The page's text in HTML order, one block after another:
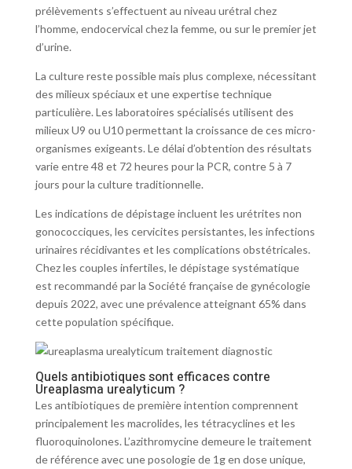
prélèvements s’effectuent au niveau urétral chez
l’homme, endocervical chez la femme, ou sur le premier jet
d’urine.
La culture reste possible mais plus complexe, nécessitant
des milieux spéciaux et une expertise technique
particulière. Les laboratoires spécialisés utilisent des
milieux U9 ou U10 permettant la croissance de ces micro-
organismes exigeants. Le délai d’obtention des résultats
varie entre 48 et 72 heures pour la PCR, contre 5 à 7
jours pour la culture traditionnelle.
Les indications de dépistage incluent les urétrites non
gonococciques, les cervicites persistantes, les infections
urinaires récidivantes et les complications obstétricales.
Chez les couples infertiles, le dépistage systématique
est recommandé par la Société française de gynécologie
depuis 2022, avec une prévalence atteignant 65% dans
cette population spécifique.
Quels antibiotiques sont efficaces contre
Ureaplasma urealyticum ?
Les antibiotiques de première intention comprennent
principalement les macrolides, les tétracyclines et les
fluoroquinolones. L’azithromycine demeure le traitement
de référence avec une posologie de 1g en dose unique,